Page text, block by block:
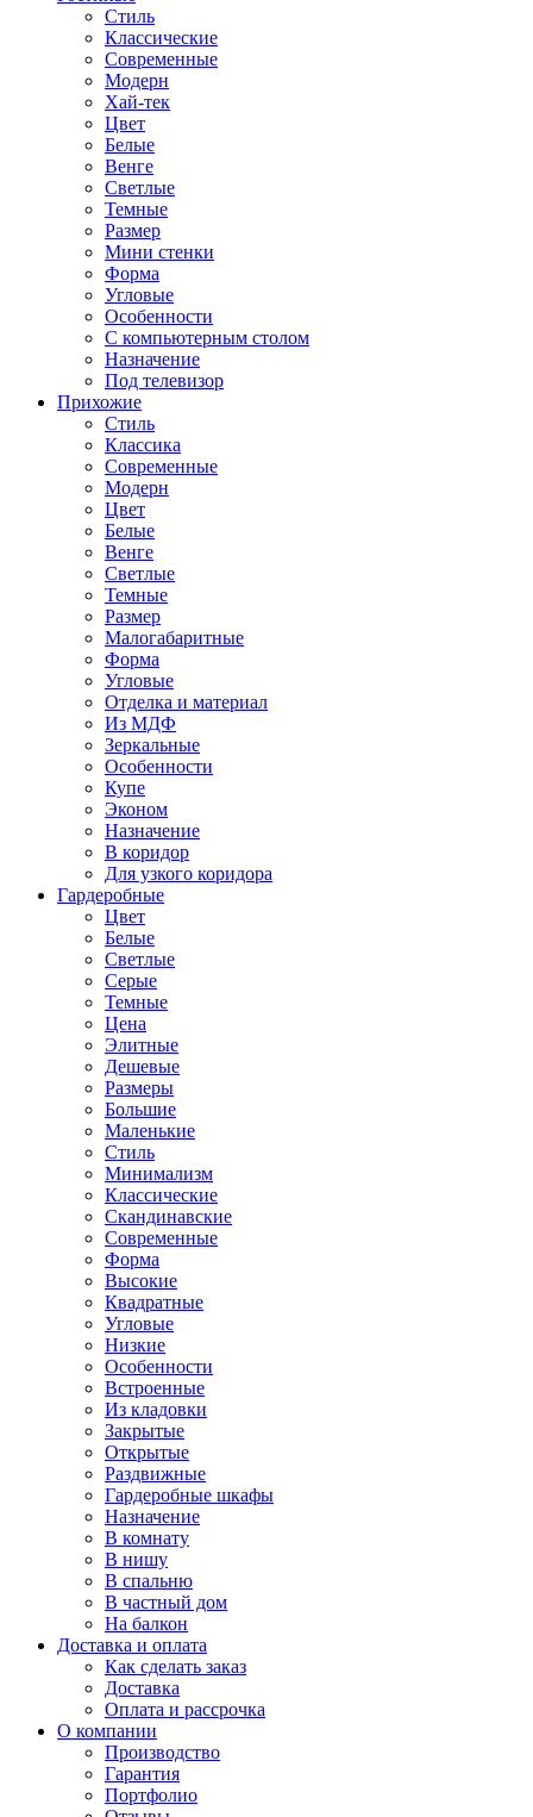
Стиль
Классические
Современные
Модерн
Хай-тек
Цвет
Белые
Венге
Светлые
Темные
Размер
Мини стенки
Форма
Угловые
Особенности
С компьютерным столом
Назначение
Под телевизор
Прихожие
Стиль
Классика
Современные
Модерн
Цвет
Белые
Венге
Светлые
Темные
Размер
Малогабаритные
Форма
Угловые
Отделка и материал
Из МДФ
Зеркальные
Особенности
Купе
Эконом
Назначение
В коридор
Для узкого коридора
Гардеробные
Цвет
Белые
Светлые
Серые
Темные
Цена
Элитные
Дешевые
Размеры
Большие
Маленькие
Стиль
Минимализм
Классические
Скандинавские
Современные
Форма
Высокие
Квадратные
Угловые
Низкие
Особенности
Встроенные
Из кладовки
Закрытые
Открытые
Раздвижные
Гардеробные шкафы
Назначение
В комнату
В нишу
В спальню
В частный дом
На балкон
Доставка и оплата
Как сделать заказ
Доставка
Оплата и рассрочка
О компании
Производство
Гарантия
Портфолио